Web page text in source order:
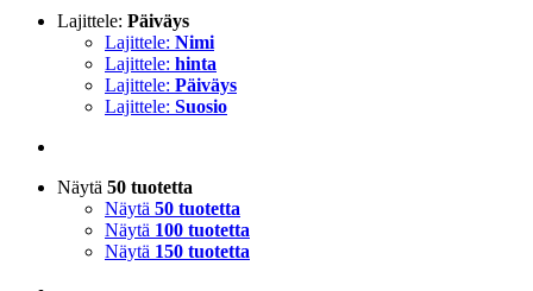
Lajittele: Päiväys
Lajittele: Nimi
Lajittele: hinta
Lajittele: Päiväys
Lajittele: Suosio
Näytä 50 tuotetta
Näytä 50 tuotetta
Näytä 100 tuotetta
Näytä 150 tuotetta